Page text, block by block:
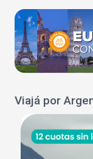
Viajá por